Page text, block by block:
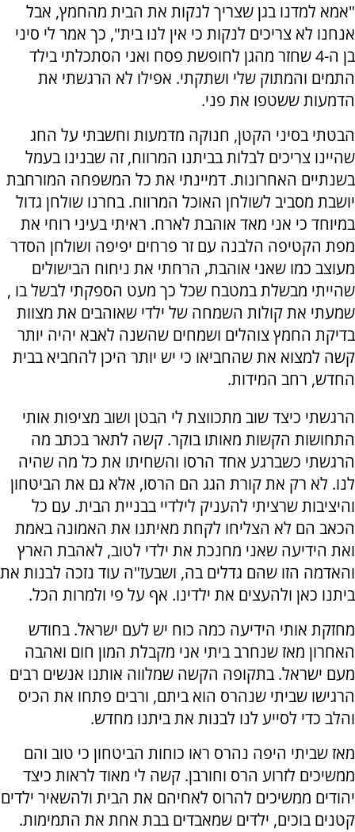
"אמא למדנו בגן שצריך לנקות את הבית מהחמץ, אבל
אנחנו לא צריכים לנקות כי אין לנו בית", כך אמר לי סיני
בן ה-4 שחזר מהגן לחופשת פסח ואני הסתכלתי בילד
התמים והמתוק שלי ושתקתי. אפילו לא הרגשתי את
הדמעות ששטפו את פני.
הבטתי בסיני הקטן, חנוקה מדמעות וחשבתי על החג
שהיינו צריכים לבלות בביתנו המרווח, זה שבנינו בעמל
בשנתיים האחרונות. דמיינתי את כל המשפחה המורחבת
יושבת מסביב לשולחן האוכל המרווח. בחרנו שולחן גדול
במיוחד כי אני מאד אוהבת לארח. ראיתי בעיני רוחי את
מפת הקטיפה הלבנה עם זר פרחים יפיפה ושולחן הסדר
מעוצב כמו שאני אוהבת, הרחתי את ניחוח הבישולים
שהייתי מבשלת במטבח שכל כך מעט הספקתי לבשל בו ,
שמעתי את קולות השמחה של ילדי שאוהבים את מצוות
בדיקת החמץ צוהלים ושמחים שהשנה לאבא יהיה יותר
קשה למצוא את שהחביאו כי יש יותר היכן להחביא בבית
החדש, רחב המידות.
הרגשתי כיצד שוב מתכווצת לי הבטן ושוב מציפות אותי
התחושות הקשות מאותו בוקר. קשה לתאר בכתב מה
הרגשתי כשברגע אחד הרסו והשחיתו את כל מה שהיה
לנו. לא רק את קורת הגג הם הרסו, אלא גם את הביטחון
והיציבות שרציתי להעניק לילדיי בבניית הבית. עם כל
הכאב הם לא הצליחו לקחת מאיתנו את האמונה באמת
ואת הידיעה שאני מחנכת את ילדי לטוב, לאהבת הארץ
והאדמה הזו שהם גדלים בה, ושבעז"ה עוד נזכה לבנות את
ביתנו כאן ולהעצים את ילדינו. אף על פי ולמרות הכל.
מחזקת אותי הידיעה כמה כוח יש לעם ישראל. בחודש
האחרון מאז שנחרב ביתי אני מקבלת המון חום ואהבה
מעם ישראל. בתקופה הקשה שמלווה אותנו אנשים רבים
הרגישו שביתי שנהרס הוא ביתם, ורבים פתחו את הכיס
והלב כדי לסייע לנו לבנות את ביתנו מחדש.
מאז שביתי היפה נהרס ראו כוחות הביטחון כי טוב והם
ממשיכים לזרוע הרס וחורבן. קשה לי מאוד לראות כיצד
יהודים ממשיכים להרוס לאחיהם את הבית ולהשאיר ילדים
קטנים בוכים, ילדים שמאבדים בבת אחת את התמימות.